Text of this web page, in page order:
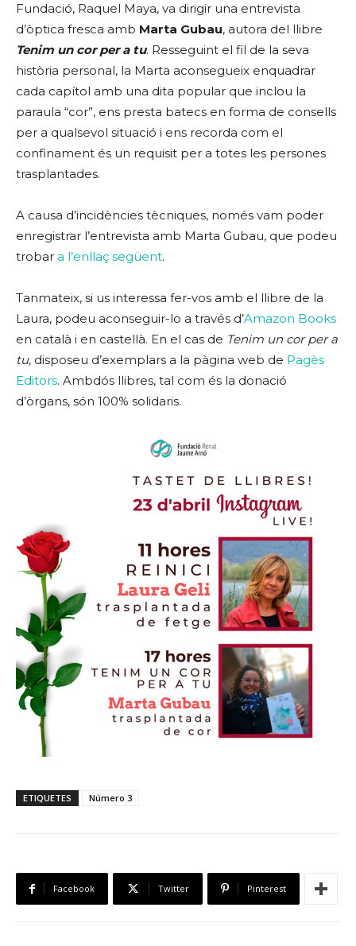
Fundació, Raquel Maya, va dirigir una entrevista
d’òptica fresca amb Marta Gubau, autora del llibre
Tenim un cor per a tu. Resseguint el fil de la seva
història personal, la Marta aconsegueix enquadrar
cada capítol amb una dita popular que inclou la
paraula “cor”, ens presta batecs en forma de consells
per a qualsevol situació i ens recorda com el
confinament és un requisit per a totes les persones
trasplantades.
A causa d’incidències tècniques, només vam poder
enregistrar l’entrevista amb Marta Gubau, que podeu
trobar a l’enllaç següent.
Tanmateix, si us interessa fer-vos amb el llibre de la
Laura, podeu aconseguir-lo a través d’Amazon Books
en català i en castellà. En el cas de Tenim un cor per a
tu, disposeu d’exemplars a la pàgina web de Pagès
Editors. Ambdós llibres, tal com és la donació
d’òrgans, són 100% solidaris.
ETIQUETES Número 3
Facebook Twitter Pinterest